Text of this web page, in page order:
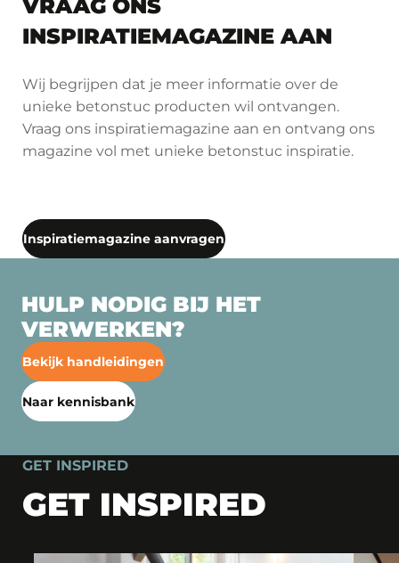
VRAAG ONS
INSPIRATIEMAGAZINE AAN
Wij begrijpen dat je meer informatie over de
unieke betonstuc producten wil ontvangen.
Vraag ons inspiratiemagazine aan en ontvang ons
magazine vol met unieke betonstuc inspiratie.
Inspiratiemagazine aanvragen
HULP NODIG BIJ HET
VERWERKEN?
Bekijk handleidingen
Naar kennisbank
GET INSPIRED
GET INSPIRED